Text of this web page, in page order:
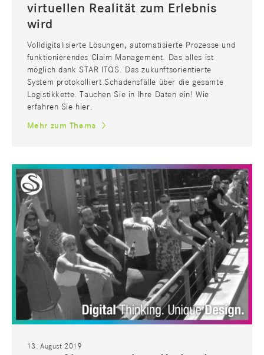
virtuellen Realität zum Erlebnis
wird
Volldigitalisierte Lösungen, automatisierte Prozesse und
funktionierendes Claim Management. Das alles ist
möglich dank STAR ITQS. Das zukunftsorientierte
System protokolliert Schadensfälle über die gesamte
Logistikkette. Tauchen Sie in Ihre Daten ein! Wie
erfahren Sie hier.
Mehr zum Thema
MEDIEN
13. August 2019